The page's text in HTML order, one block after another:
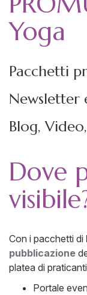
Yoga
Pacchetti
Newsletter
Blog,
Dove
Con i pacchetti di
pubblicazione
platea di
Portale